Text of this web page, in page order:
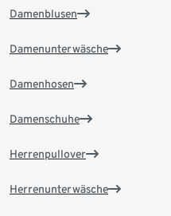
Damenblusen
Damenunterwäsche
Damenhosen
Damenschuhe
Herrenpullover
Herrenunterwäsche